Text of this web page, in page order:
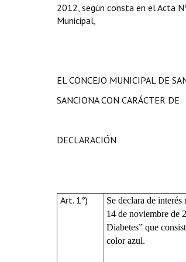
2012, según consta en el Acta
Municipal,
EL CONCEJO MUNICIPAL DE
SANCIONA CON CARÁCTER DE
DECLARACIÓN
Art. 1°)
Se declara de
14 de noviembre de
Diabetes” que
color azul.